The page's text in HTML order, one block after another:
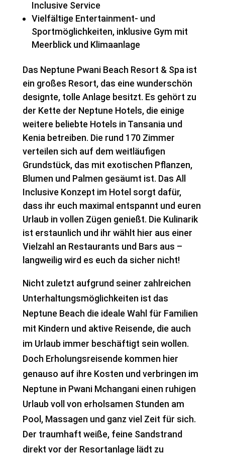
Inclusive Service
Vielfältige Entertainment- und
Sportmöglichkeiten, inklusive Gym mit
Meerblick und Klimaanlage
Das Neptune Pwani Beach Resort & Spa ist
ein großes Resort, das eine wunderschön
designte, tolle Anlage besitzt. Es gehört zu
der Kette der Neptune Hotels, die einige
weitere beliebte Hotels in Tansania und
Kenia betreiben. Die rund 170 Zimmer
verteilen sich auf dem weitläufigen
Grundstück, das mit exotischen Pflanzen,
Blumen und Palmen gesäumt ist. Das All
Inclusive Konzept im Hotel sorgt dafür,
dass ihr euch maximal entspannt und euren
Urlaub in vollen Zügen genießt. Die Kulinarik
ist erstaunlich und ihr wählt hier aus einer
Vielzahl an Restaurants und Bars aus –
langweilig wird es euch da sicher nicht!
Nicht zuletzt aufgrund seiner zahlreichen
Unterhaltungsmöglichkeiten ist das
Neptune Beach die ideale Wahl für Familien
mit Kindern und aktive Reisende, die auch
im Urlaub immer beschäftigt sein wollen.
Doch Erholungsreisende kommen hier
genauso auf ihre Kosten und verbringen im
Neptune in Pwani Mchangani einen ruhigen
Urlaub voll von erholsamen Stunden am
Pool, Massagen und ganz viel Zeit für sich.
Der traumhaft weiße, feine Sandstrand
direkt vor der Resortanlage lädt zu